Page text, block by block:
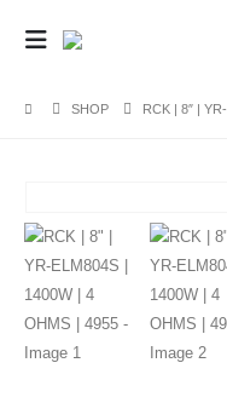
SHOP RCK | 8″ |